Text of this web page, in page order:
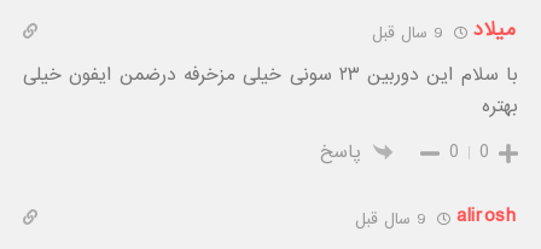
میلاد
با سلام این دوربین ۲۳ سونی خیلی مزخرفه درضمن‌ ایفون خیلی
بهتره
0
0 پاسخ
alirosh